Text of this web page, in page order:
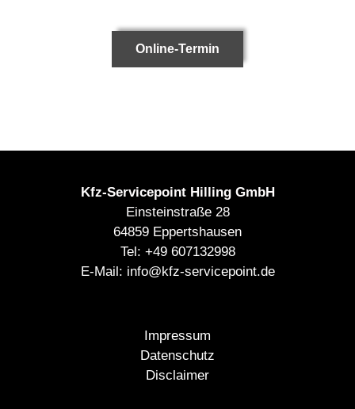
Online-Termin
Kfz-Servicepoint Hilling GmbH
Einsteinstraße 28
64859 Eppertshausen
Tel: +49 607132998
E-Mail: info@kfz-servicepoint.de
Impressum
Datenschutz
Disclaimer